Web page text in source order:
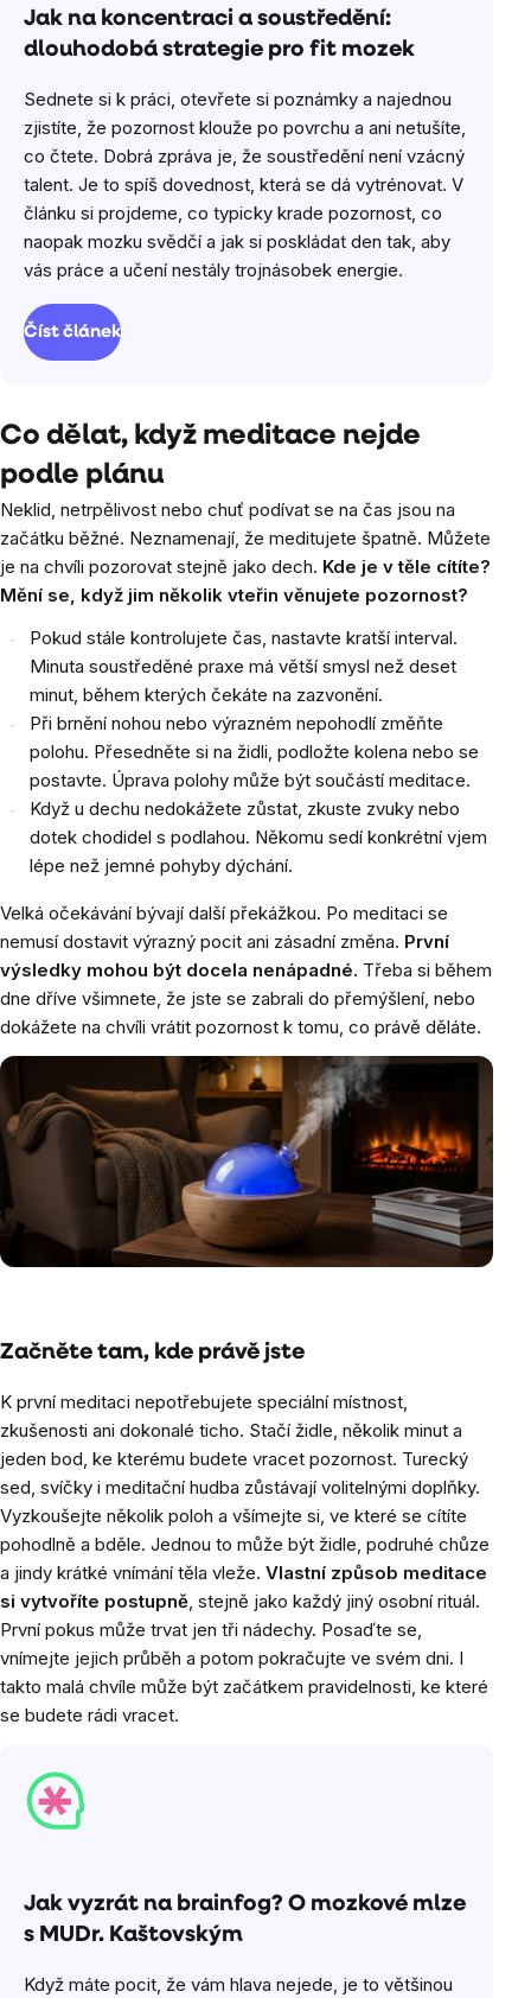
Jak na koncentraci a soustředění:
dlouhodobá strategie pro fit mozek
Sednete si k práci, otevřete si poznámky a najednou
zjistíte, že pozornost klouže po povrchu a ani netušíte,
co čtete. Dobrá zpráva je, že soustředění není vzácný
talent. Je to spíš dovednost, která se dá vytrénovat. V
článku si projdeme, co typicky krade pozornost, co
naopak mozku svědčí a jak si poskládat den tak, aby
vás práce a učení nestály trojnásobek energie.
Číst článek
Co dělat, když meditace nejde
podle plánu
Neklid, netrpělivost nebo chuť podívat se na čas jsou na
začátku běžné. Neznamenají, že meditujete špatně. Můžete
je na chvíli pozorovat stejně jako dech. Kde je v těle cítíte?
Mění se, když jim několik vteřin věnujete pozornost?
Pokud stále kontrolujete čas, nastavte kratší interval.
Minuta soustředěné praxe má větší smysl než deset
minut, během kterých čekáte na zazvonění.
Při brnění nohou nebo výrazném nepohodlí změňte
polohu. Přesedněte si na židli, podložte kolena nebo se
postavte. Úprava polohy může být součástí meditace.
Když u dechu nedokážete zůstat, zkuste zvuky nebo
dotek chodidel s podlahou. Někomu sedí konkrétní vjem
lépe než jemné pohyby dýchání.
Velká očekávání bývají další překážkou. Po meditaci se
nemusí dostavit výrazný pocit ani zásadní změna. První
výsledky mohou být docela nenápadné. Třeba si během
dne dříve všimnete, že jste se zabrali do přemýšlení, nebo
dokážete na chvíli vrátit pozornost k tomu, co právě děláte.
Začněte tam, kde právě jste
K první meditaci nepotřebujete speciální místnost,
zkušenosti ani dokonalé ticho. Stačí židle, několik minut a
jeden bod, ke kterému budete vracet pozornost. Turecký
sed, svíčky i meditační hudba zůstávají volitelnými doplňky.
Vyzkoušejte několik poloh a všímejte si, ve které se cítíte
pohodlně a bděle. Jednou to může být židle, podruhé chůze
a jindy krátké vnímání těla vleže. Vlastní způsob meditace
si vytvoříte postupně, stejně jako každý jiný osobní rituál.
První pokus může trvat jen tři nádechy. Posaďte se,
vnímejte jejich průběh a potom pokračujte ve svém dni. I
takto malá chvíle může být začátkem pravidelnosti, ke které
se budete rádi vracet.
Jak vyzrát na brainfog? O mozkové mlze
s MUDr. Kaštovským
Když máte pocit, že vám hlava nejede, je to většinou